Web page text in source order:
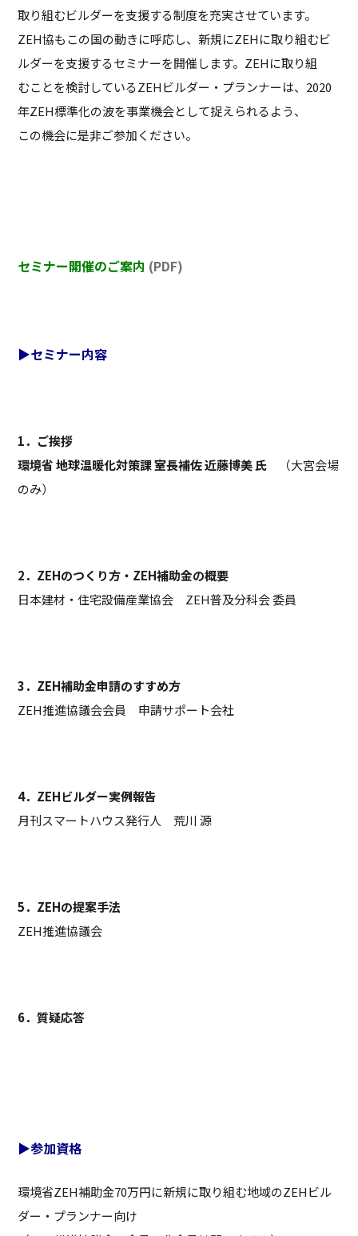
取り組むビルダーを支援する制度を充実させています。
ZEH協もこの国の動きに呼応し、新規にZEHに取り組むビ
ルダーを支援するセミナーを開催します。ZEHに取り組
むことを検討しているZEHビルダー・プランナーは、2020
年ZEH標準化の波を事業機会として捉えられるよう、
この機会に是非ご参加ください。
セミナー開催のご案内 (PDF)
▶セミナー内容
1．ご挨拶
環境省 地球温暖化対策課 室長補佐 近藤博美 氏 （大宮会場
のみ）
2．ZEHのつくり方・ZEH補助金の概要
日本建材・住宅設備産業協会 ZEH普及分科会 委員
3．ZEH補助金申請のすすめ方
ZEH推進協議会会員 申請サポート会社
4．ZEHビルダー実例報告
月刊スマートハウス発行人 荒川 源
5．ZEHの提案手法
ZEH推進協議会
6．質疑応答
▶参加資格
環境省ZEH補助金70万円に新規に取り組む地域のZEHビル
ダー・プランナー向け